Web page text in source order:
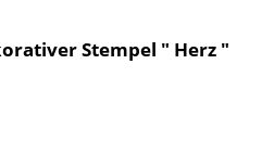
Stempel " Herz "